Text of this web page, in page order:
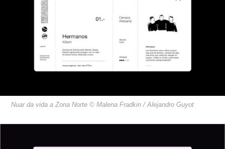
Nuar da vida a Zona Norte © Malena Fradkin / Alejandro Guyot